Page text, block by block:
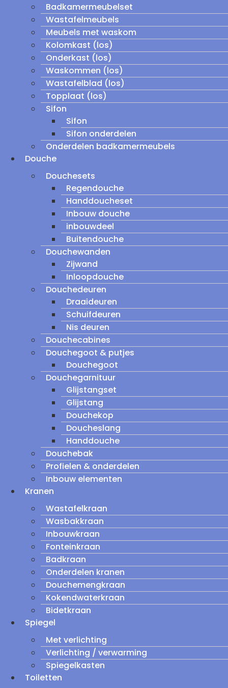
Badkamermeubelset
Wastafelmeubels
Meubels met waskom
Kolomkast (los)
Onderkast (los)
Waskommen (los)
Wastafelblad (los)
Topplaat (los)
Sifon
Sifon
Sifon onderdelen
Onderdelen badkamermeubels
Douche
Douchesets
Regendouche
Handdoucheset
Inbouw douche
inbouwdeel
Buitendouche
Douchewanden
Zijwand
Inloopdouche
Douchedeuren
Draaideuren
Schuifdeuren
Nis deuren
Douchecabines
Douchegoot & putjes
Douchegoot
Douchegarnituur
Glijstangset
Glijstang
Douchekop
Doucheslang
Handdouche
Douchebak
Profielen & onderdelen
Inbouw elementen
Kranen
Wastafelkraan
Wasbakkraan
Inbouwkraan
Fonteinkraan
Badkraan
Onderdelen kranen
Douchemengkraan
Kokendwaterkraan
Bidetkraan
Spiegel
Met verlichting
Verlichting / verwarming
Spiegelkasten
Toiletten